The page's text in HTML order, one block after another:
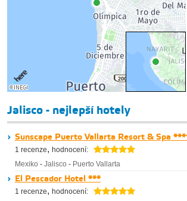
Jalisco - nejlepší hotely
Sunscape Puerto Vallarta Resort & Spa
1 recenze, hodnocení:
Mexiko - Jalisco - Puerto Vallarta
El Pescador Hotel ***
1 recenze, hodnocení: